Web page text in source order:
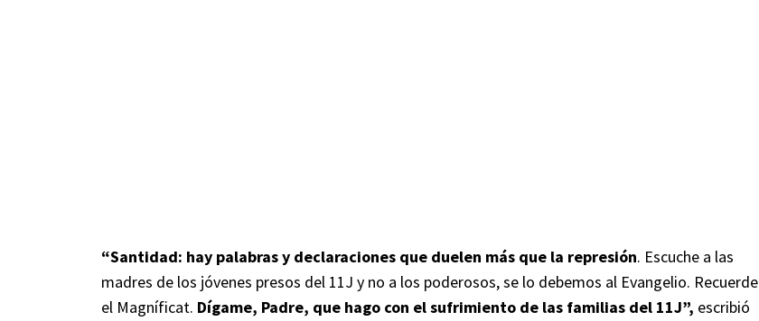
“Santidad: hay palabras y declaraciones que duelen más que la represión. Escuche a las
madres de los jóvenes presos del 11J y no a los poderosos, se lo debemos al Evangelio. Recuerde
el Magníficat. Dígame, Padre, que hago con el sufrimiento de las familias del 11J”, escribió